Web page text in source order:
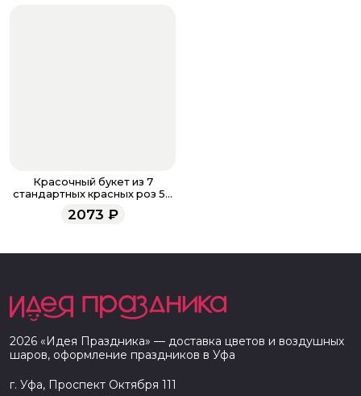
Красочный букет из 7
стандартных красных роз 50
2073 ₽
2026 «Идея Праздника» — доставка цветов и воздушных
шаров, оформление праздников в Уфа
г. Уфа, Проспект Октября 111